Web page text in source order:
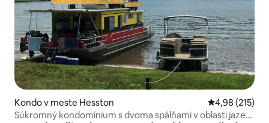
Kondo v meste Hesston Priemerné
4,98 (215)
Súkromný kondomínium s dvoma spálňami v oblasti jazera